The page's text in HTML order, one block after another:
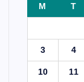
M T
3 4
10 11